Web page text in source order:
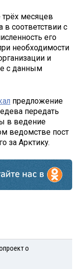
трёх месяцев
в соответствии с
его
необходимости
и
с данным
предложение
передать
в ведение
ведомстве пост
за Арктику.
о